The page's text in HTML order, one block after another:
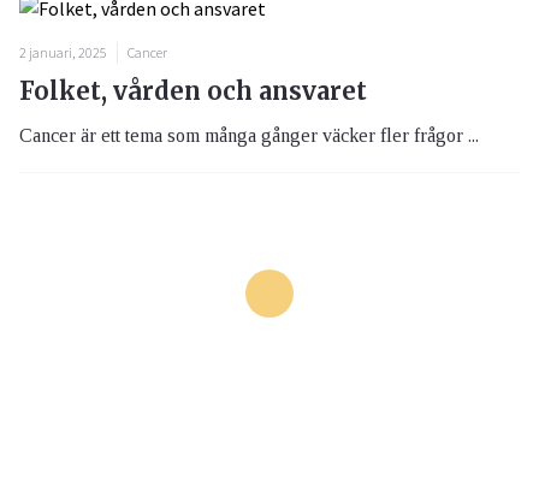
2 januari, 2025 Cancer
Folket, vården och ansvaret
Cancer är ett tema som många gånger väcker fler frågor ...